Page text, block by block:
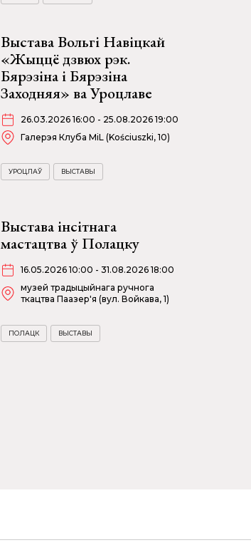
Выстава Вольгі Навіцкай
«Жыццё дзвюх рэк.
Бярэзіна і Бярэзіна
Заходняя» ва Уроцлаве
26.03.2026 16:00 - 25.08.2026 19:00
Галерэя Клуба MiL (Kościuszki, 10)
УРОЦЛАЎ ВЫСТАВЫ
Выстава інсітнага
мастацтва ў Полацку
16.05.2026 10:00 - 31.08.2026 18:00
музей традыцыйнага ручнога
ткацтва Паазер'я (вул. Войкава, 1)
ПОЛАЦК ВЫСТАВЫ